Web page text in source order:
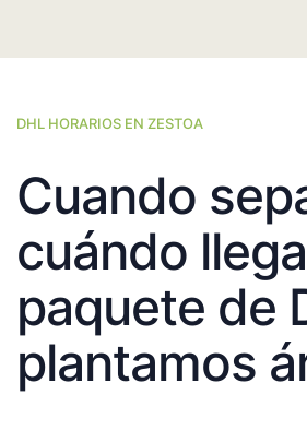
DHL HORARIOS EN ZESTOA
Cuando
cuándo
paquete de
plantamos